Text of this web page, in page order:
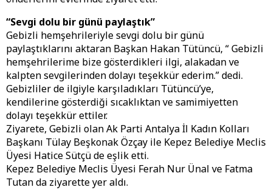
“Sevgi dolu bir günü paylaştık”
Gebizli hemşehrileriyle sevgi dolu bir günü
paylaştıklarını aktaran Başkan Hakan Tütüncü, “ Gebizli
hemşehrilerime bize gösterdikleri ilgi, alakadan ve
kalpten sevgilerinden dolayı teşekkür ederim.” dedi.
Gebizliler de ilgiyle karşıladıkları Tütüncü’ye,
kendilerine gösterdiği sıcaklıktan ve samimiyetten
dolayı teşekkür ettiler.
Ziyarete, Gebizli olan Ak Parti Antalya İl Kadın Kolları
Başkanı Tülay Beşkonak Özçay ile Kepez Belediye Meclis
Üyesi Hatice Sütçü de eşlik etti.
Kepez Belediye Meclis Üyesi Ferah Nur Ünal ve Fatma
Tutan da ziyarette yer aldı.